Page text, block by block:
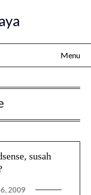
Menu
susah
2009